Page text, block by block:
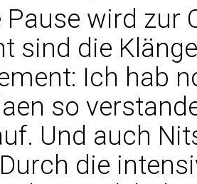
Pause wird zur
sind die
Ich hab
so
Und auch
die